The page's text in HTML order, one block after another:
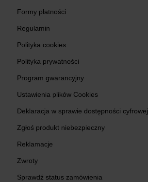
Formy płatności
Regulamin
Polityka cookies
Polityka prywatności
Program gwarancyjny
Ustawienia plików Cookies
Deklaracja w sprawie dostępności cyfrowej
Zgłoś produkt niebezpieczny
Reklamacje
Zwroty
Sprawdź status zamówienia